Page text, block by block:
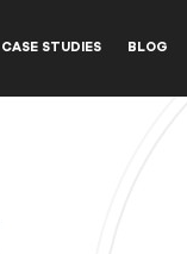
CASE STUDIES BLOG